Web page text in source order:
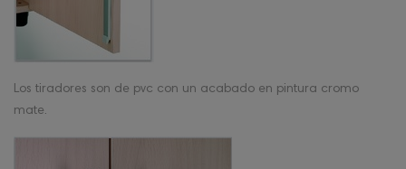
Los tiradores son de pvc con un acabado en pintura cromo
mate.